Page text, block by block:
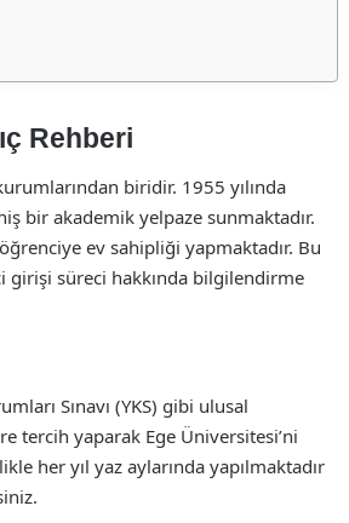
Rehberi
biridir. 1955 yılında
bir akademik yelpaze sunmaktadır.
ev sahipliği yapmaktadır. Bu
girişi süreci hakkında bilgilendirme
Sınavı (YKS) gibi ulusal
tercih yaparak Ege Üniversitesi’ni
her yıl yaz aylarında yapılmaktadır